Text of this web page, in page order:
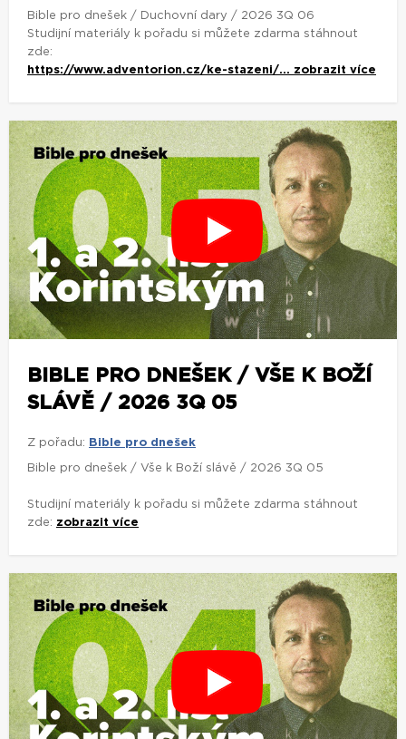
Bible pro dnešek / Duchovní dary / 2026 3Q 06
Studijní materiály k pořadu si můžete zdarma stáhnout
zde:
https://www.adventorion.cz/ke-stazeni/... zobrazit více
BIBLE PRO DNEŠEK / VŠE K BOŽÍ
SLÁVĚ / 2026 3Q 05
Z pořadu: Bible pro dnešek
Bible pro dnešek / Vše k Boží slávě / 2026 3Q 05
Studijní materiály k pořadu si můžete zdarma stáhnout
zde: zobrazit více